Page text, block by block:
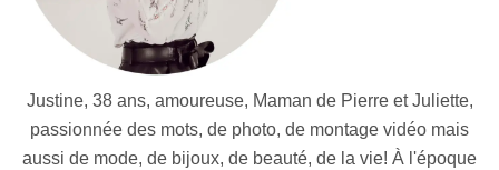
Justine, 38 ans, amoureuse, Maman de Pierre et Juliette,
passionnée des mots, de photo, de montage vidéo mais
aussi de mode, de bijoux, de beauté, de la vie! À l'époque